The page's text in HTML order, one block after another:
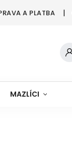
A PLATBA
MAZLÍCI